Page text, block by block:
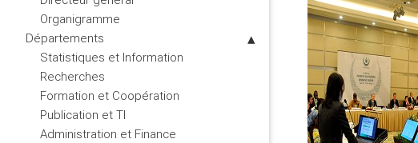
Organigramme
Départements
Statistiques et Information
Recherches
Formation et Coopération
Publication et TI
Administration et Finance